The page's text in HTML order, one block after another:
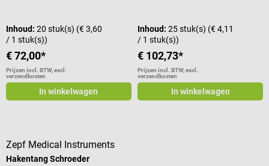
Inhoud: 20 stuk(s) (€ 3,60
/ 1 stuk(s))
€ 72,00*
Prijzen incl. BTW, excl.
verzendkosten
In winkelwagen
gebogen bladen maakt de schaar
precieze en gecontroleerde
incisies mogelijk en is daarom
bijzonder geschikt voor
verloskundig werk in de
verloskamer of op
Inhoud:25 stuk(s) (€ 4,11
/ 1 stuk(s))
€ 102,73*
Prijzen incl. BTW, excl.
verzendkosten
In winkelwagen
Zepf Medical Instruments
Hakentang Schroeder